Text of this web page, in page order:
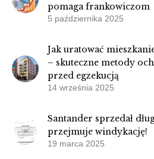
pomaga frankowiczom
5 października 2025
Jak uratować
– skuteczne metody
przed egzekucją
14 września 2025
Santander sprzedał
przejmuje windykację!
19 marca 2025